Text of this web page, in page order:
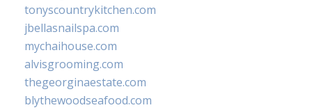
tonyscountrykitchen.com
jbellasnailspa.com
mychaihouse.com
alvisgrooming.com
thegeorginaestate.com
blythewoodseafood.com